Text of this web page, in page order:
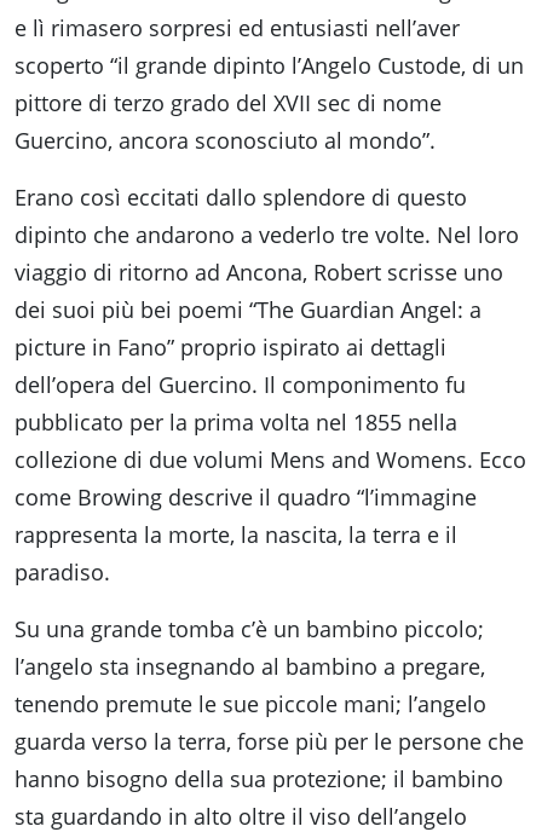
e lì rimasero sorpresi ed entusiasti nell’aver
scoperto “il grande dipinto l’Angelo Custode, di un
pittore di terzo grado del XVII sec di nome
Guercino, ancora sconosciuto al mondo”.
Erano così eccitati dallo splendore di questo
dipinto che andarono a vederlo tre volte. Nel loro
viaggio di ritorno ad Ancona, Robert scrisse uno
dei suoi più bei poemi “The Guardian Angel: a
picture in Fano” proprio ispirato ai dettagli
dell’opera del Guercino. Il componimento fu
pubblicato per la prima volta nel 1855 nella
collezione di due volumi Mens and Womens. Ecco
come Browing descrive il quadro “l’immagine
rappresenta la morte, la nascita, la terra e il
paradiso.
Su una grande tomba c’è un bambino piccolo;
l’angelo sta insegnando al bambino a pregare,
tenendo premute le sue piccole mani; l’angelo
guarda verso la terra, forse più per le persone che
hanno bisogno della sua protezione; il bambino
sta guardando in alto oltre il viso dell’angelo